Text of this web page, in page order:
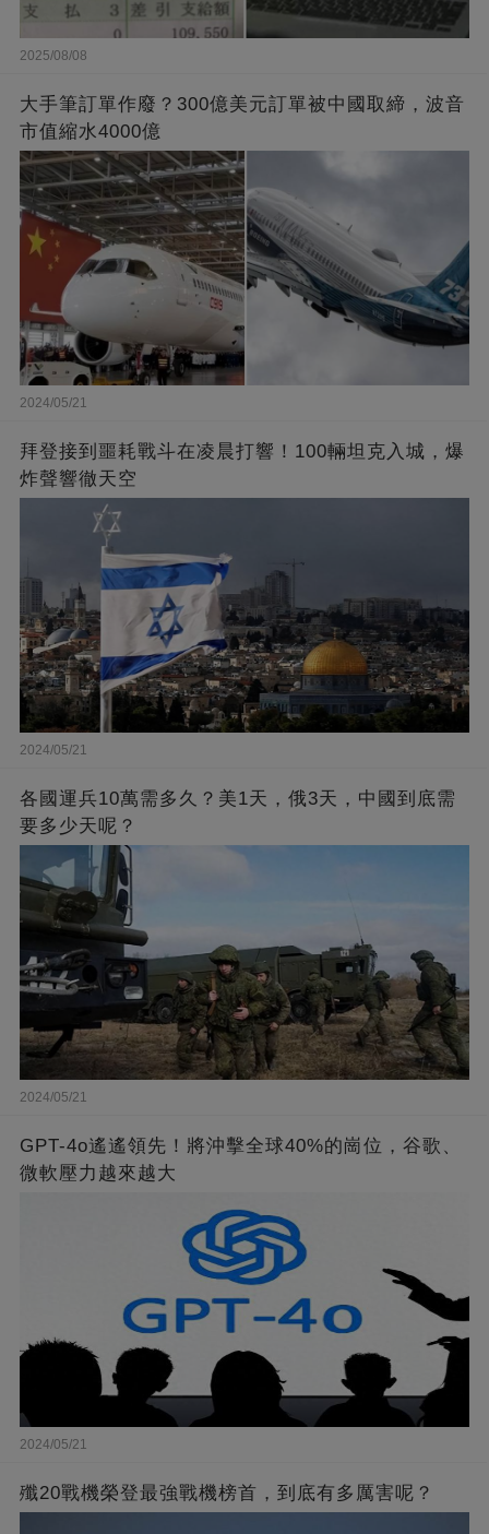
2025/08/08
大手筆訂單作廢？300億美元訂單被中國取締，波音
市值縮水4000億
2024/05/21
拜登接到噩耗戰斗在凌晨打響！100輛坦克入城，爆
炸聲響徹天空
2024/05/21
各國運兵10萬需多久？美1天，俄3天，中國到底需
要多少天呢？
2024/05/21
GPT-4o遙遙領先！將沖擊全球40%的崗位，谷歌、
微軟壓力越來越大
2024/05/21
殲20戰機榮登最強戰機榜首，到底有多厲害呢？